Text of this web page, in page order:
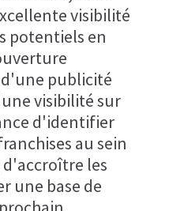
visibilité
potentiels en
publicité
visibilité sur
d'identifier
au sein
les
une base de